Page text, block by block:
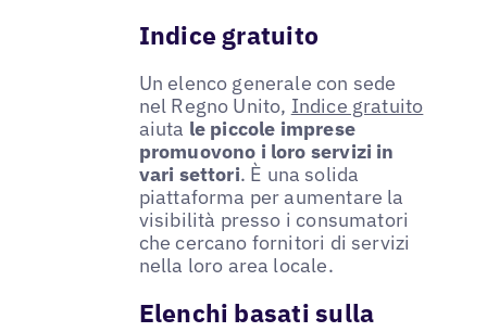
Indice gratuito
Un elenco generale con sede
nel Regno Unito, Indice gratuito
aiuta le piccole imprese
promuovono i loro servizi in
vari settori. È una solida
piattaforma per aumentare la
visibilità presso i consumatori
che cercano fornitori di servizi
nella loro area locale.
Elenchi basati sulla